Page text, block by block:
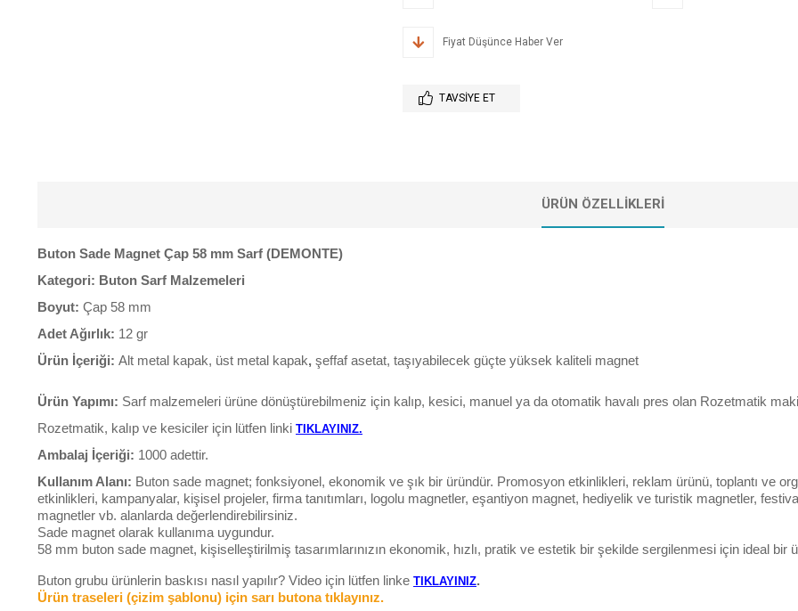
Fiyat Düşünce Haber Ver
TAVSIYE ET
ÜRÜN ÖZELLIKLERI
Buton Sade Magnet Çap 58 mm Sarf (DEMONTE)
Kategori: Buton Sarf Malzemeleri
Boyut: Çap 58 mm
Adet Ağırlık: 12 gr
Ürün İçeriği: Alt metal kapak, üst metal kapak, şeffaf asetat, taşıyabilecek güçte yüksek kaliteli magnet
Ürün Yapımı: Sarf malzemeleri ürüne dönüştürebilmeniz için kalıp, kesici, manuel ya da otomatik havalı pres olan Rozetmatik
Rozetmatik, kalıp ve kesiciler için lütfen linki TIKLAYINIZ.
Ambalaj İçeriği: 1000 adettir.
Kullanım Alanı: Buton sade magnet; fonksiyonel, ekonomik ve şık bir üründür. Promosyon etkinlikleri, reklam ürünü, toplantı ve
etkinlikleri, kampanyalar, kişisel projeler, firma tanıtımları, logolu magnetler, eşantiyon magnet, hediyelik ve turistik magnetler,
magnetler vb. alanlarda değerlendirebilirsiniz.
Sade magnet olarak kullanıma uygundur.
58 mm buton sade magnet, kişiselleştirilmiş tasarımlarınızın ekonomik, hızlı, pratik ve estetik bir şekilde sergilenmesi için ideal bir
Buton grubu ürünlerin baskısı nasıl yapılır? Video için lütfen linke TIKLAYINIZ.
Ürün traseleri (çizim şablonu) için sarı butona tıklayınız.